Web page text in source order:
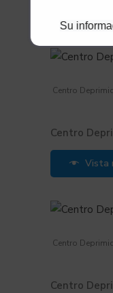
Centro
Centro
Vista
Centro
Centro
Su